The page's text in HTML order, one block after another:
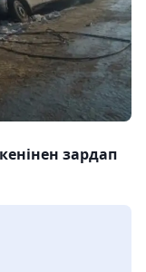
зардап